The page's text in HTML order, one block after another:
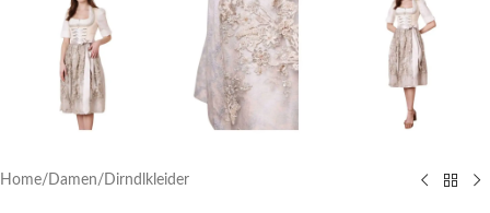
Home/ Damen/ Dirndlkleider